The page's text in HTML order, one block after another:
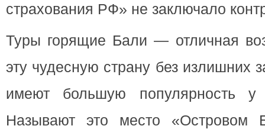
страхования РФ» не заключало
Туры горящие Бали — отличная
эту чудесную страну без излишних
имеют большую популярность у
Называют это место «Островом